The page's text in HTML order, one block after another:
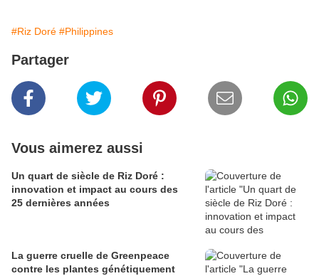
#Riz Doré #Philippines
Partager
Vous aimerez aussi
Un quart de siècle de Riz Doré :
innovation et impact au cours des
25 dernières années
La guerre cruelle de Greenpeace
contre les plantes génétiquement